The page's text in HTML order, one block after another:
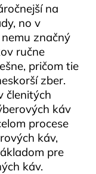
na
no v
značný
ručne
pričom tie
zber.
členitých
káv
procese
káv,
pre
káv.